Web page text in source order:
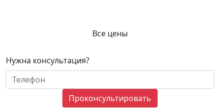
Все цены
Нужна консультация?
Проконсультировать